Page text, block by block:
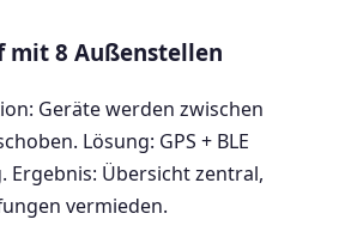
mit 8 Außenstellen
Geräte werden zwischen
Lösung: GPS + BLE
Ergebnis: Übersicht zentral,
vermieden.